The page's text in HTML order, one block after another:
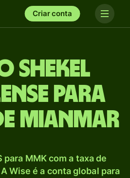
Criar conta
shekel
para
Mianmar
para MMK com a taxa de
Wise é a conta global para